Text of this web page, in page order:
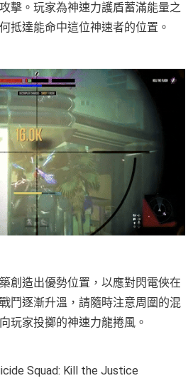
擊。玩家為神速力護盾蓄滿能量之
抵達能命中這位神速者的位置。
創造出優勢位置，以應對閃電俠在
鬥逐漸升溫，請隨時注意周圍的混
玩家投擲的神速力龍捲風。
Squad: Kill the Justice